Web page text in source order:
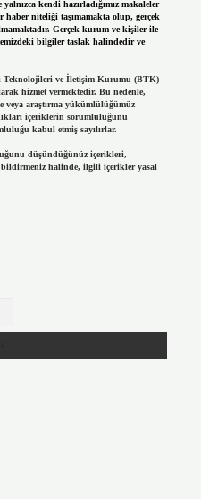
kendi hazırladığımız makaleler
haber niteliği taşımamakta olup, gerçek
Gerçek kurum ve kişiler ile
bilgiler taslak halindedir ve
Teknolojileri ve İletişim Kurumu (BTK)
hizmet vermektedir. Bu nedenle,
veya araştırma yükümlülüğümüz
içeriklerin sorumluluğunu
kabul etmiş sayılırlar.
düşündüğünüz içerikleri,
halinde, ilgili içerikler yasal